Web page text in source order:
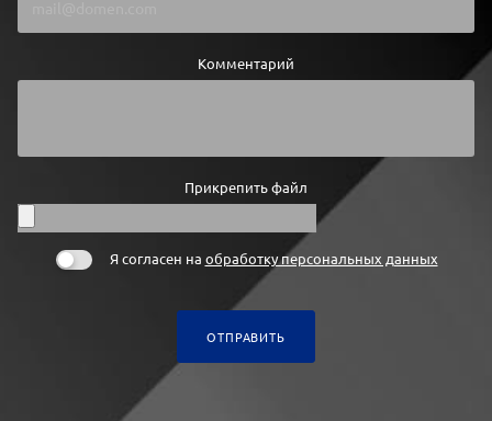
Комментарий
Прикрепить файл
Я согласен на обработку персональных данных
ОТПРАВИТЬ